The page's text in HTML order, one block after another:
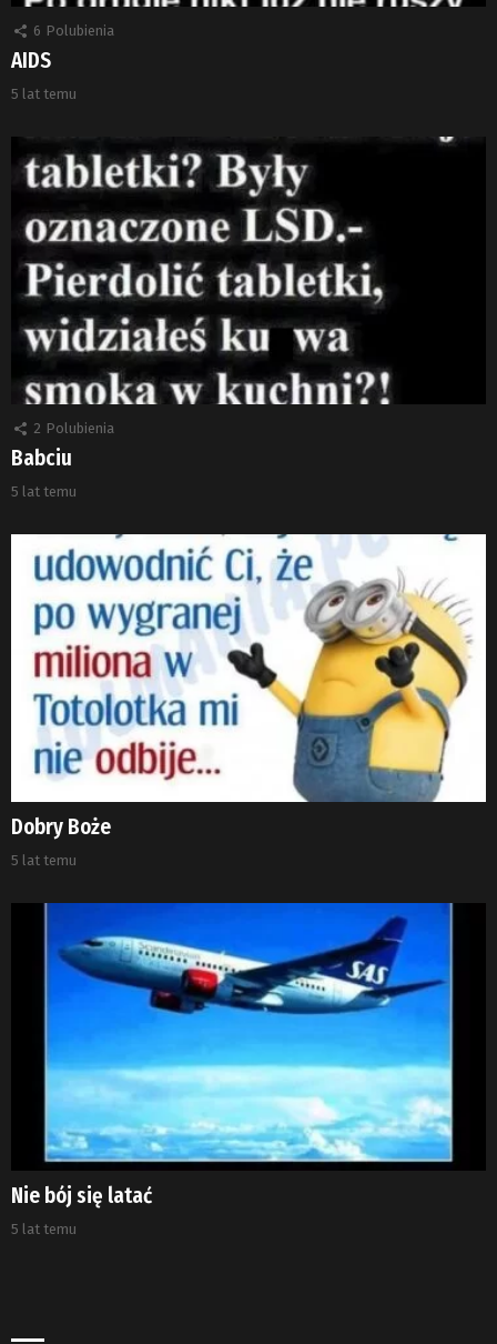
6 Polubienia
AIDS
5 lat temu
2 Polubienia
Babciu
5 lat temu
Dobry Boże
5 lat temu
Nie bój się latać
5 lat temu